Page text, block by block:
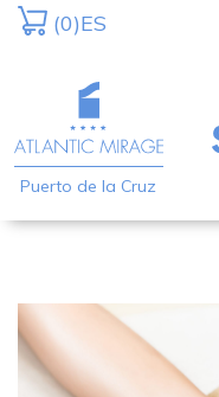
Skip
content
(0)ES
Puerto de la Cruz